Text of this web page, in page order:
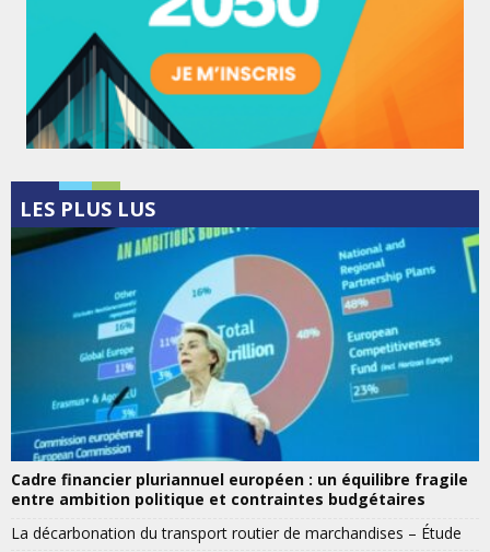
LES PLUS LUS
Cadre financier pluriannuel européen : un équilibre fragile
entre ambition politique et contraintes budgétaires
La décarbonation du transport routier de marchandises – Étude